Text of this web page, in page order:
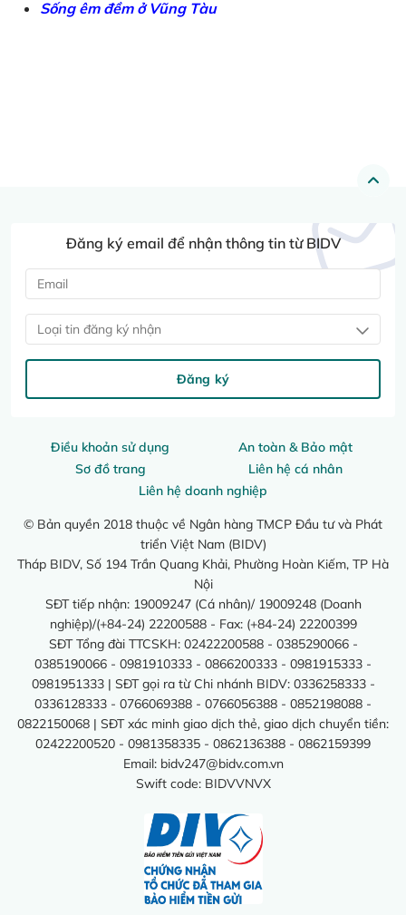
Sống êm đềm ở Vũng Tàu
Điều khoản sử dụng
An toàn & Bảo mật
Sơ đồ trang
Liên hệ cá nhân
Liên hệ doanh nghiệp
© Bản quyền 2018 thuộc về Ngân hàng TMCP Đầu tư và Phát
triển Việt Nam (BIDV)
Tháp BIDV, Số 194 Trần Quang Khải, Phường Hoàn Kiếm, TP Hà
Nội
SĐT tiếp nhận: 19009247 (Cá nhân)/ 19009248 (Doanh
nghiệp)/(+84-24) 22200588 - Fax: (+84-24) 22200399
SĐT Tổng đài TTCSKH: 02422200588 - 0385290066 -
0385190066 - 0981910333 - 0866200333 - 0981915333 -
0981951333 | SĐT gọi ra từ Chi nhánh BIDV: 0336258333 -
0336128333 - 0766069388 - 0766056388 - 0852198088 -
0822150068 | SĐT xác minh giao dịch thẻ, giao dịch chuyển tiền:
02422200520 - 0981358335 - 0862136388 - 0862159399
Email: bidv247@bidv.com.vn
Swift code: BIDVVNVX
Đăng ký email để nhận thông tin từ BIDV
Loại tin đăng ký nhận
Đăng ký